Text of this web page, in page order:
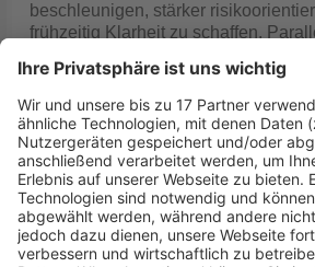
beschleunigen, stärker
frühzeitig Klarheit zu schaffen.
Abgabenordnung im Januar 2026 die
Gebührenregelungen für
justiert. Damit bleibt dieses zentrale
ante-Steuersicherheit zwar erhalten,
jedoch weiterhin mit nicht
verbunden.
Die gute Nachricht ist:
zunehmend als eigenständiger